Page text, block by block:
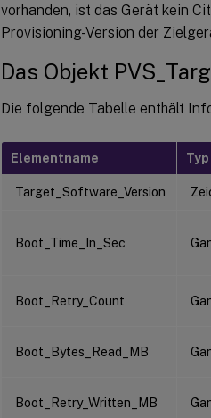
vorhanden, ist das Gerät kein
Provisioning-Version der
Das Objekt
Die folgende Tabelle enthält
Elementname Typ
Target_Software_Version
Boot_Time_In_Sec
Boot_Retry_Count
Boot_Bytes_Read_MB
Boot_Retry_Written_MB